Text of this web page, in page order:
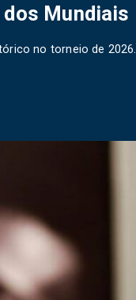
Mundiais
no torneio de 2026.